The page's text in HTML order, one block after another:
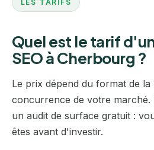
LES TARIFS
Quel est le tarif
SEO à Cherbourg ?
Le prix dépend du format de la
concurrence de votre
un audit de surface gratuit :
êtes avant d'investir.